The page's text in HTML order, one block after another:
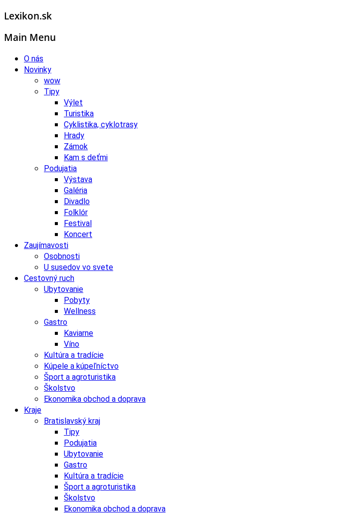
Lexikon.sk
Main Menu
O nás
Novinky
wow
Tipy
Výlet
Turistika
Cyklistika, cyklotrasy
Hrady
Zámok
Kam s deťmi
Podujatia
Výstava
Galéria
Divadlo
Folklór
Festival
Koncert
Zaujímavosti
Osobnosti
U susedov vo svete
Cestovný ruch
Ubytovanie
Pobyty
Wellness
Gastro
Kaviarne
Víno
Kultúra a tradície
Kúpele a kúpeľníctvo
Šport a agroturistika
Školstvo
Ekonomika obchod a doprava
Kraje
Bratislavský kraj
Tipy
Podujatia
Ubytovanie
Gastro
Kultúra a tradície
Šport a agroturistika
Školstvo
Ekonomika obchod a doprava